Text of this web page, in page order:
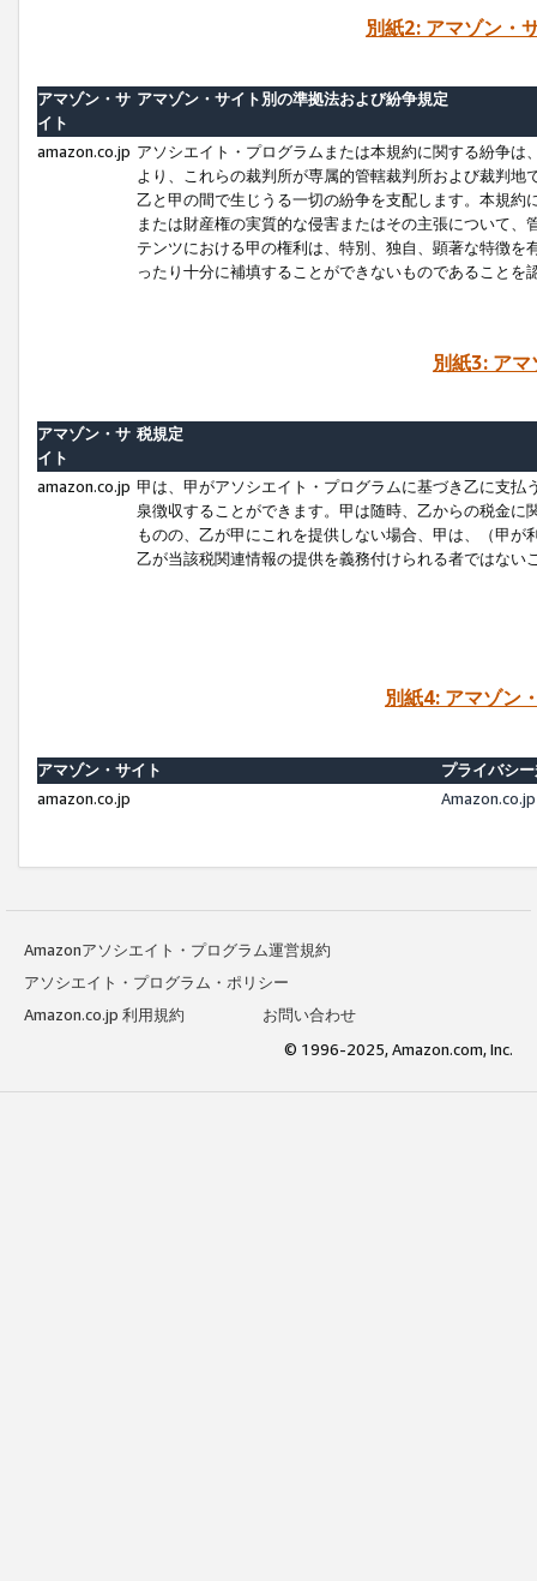
別紙2: アマゾン・
アマゾン・サ
イト
アマゾン・サイト別の準拠法および紛争規定
amazon.co.jp アソシエイト・プログラムまたは本規約に関する紛争
より、これらの裁判所が専属的管轄裁判所および裁判
乙と甲の間で生じうる一切の紛争を支配します。本規
または財産権の実質的な侵害またはその主張について
テンツにおける甲の権利は、特別、独自、顕著な特徴
ったり十分に補填することができないものであることを
別紙3: ア
アマゾン・サ
イト
税規定
amazon.co.jp 甲は、甲がアソシエイト・プログラムに基づき乙に支
泉徴収することができます。甲は随時、乙からの税金
ものの、乙が甲にこれを提供しない場合、甲は、（甲
乙が当該税関連情報の提供を義務付けられる者ではな
別紙4: アマゾン
アマゾン・サイト
プライバシ
amazon.co.jp
Amazonアソシエイト・プログラム運営規約
アソシエイト・プログラム・ポリシー
Amazon.co.jp 利用規約
お問い合わせ
© 1996-2025, Amazon.com, Inc.